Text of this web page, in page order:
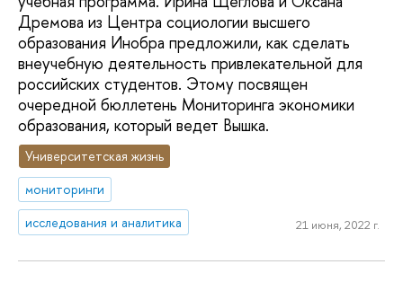
Дремова из Центра социологии высшего
образования Инобра предложили, как сделать
внеучебную деятельность привлекательной для
российских студентов. Этому посвящен
очередной бюллетень Мониторинга экономики
образования, который ведет Вышка.
Университетская жизнь
мониторинги
исследования и аналитика
21 июня, 2022 г.